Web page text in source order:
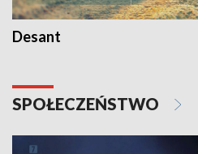
Desant
SPOŁECZEŃSTWO